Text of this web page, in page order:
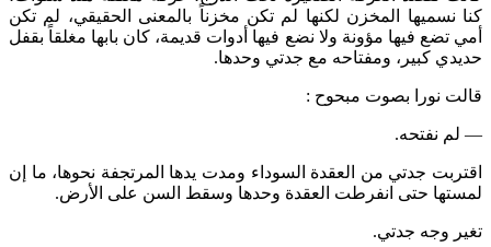
كنا نسميها المخزن لكنها لم تكن مخزناً بالمعنى الحقيقي، لم تكن
أمي تضع فيها مؤونة ولا نضع فيها أدوات قديمة، كان بابها مغلقاً بقفل
حديدي كبير، ومفتاحه مع جدتي وحدها.
قالت نورا بصوت مبحوح :
— لم نفتحه.
اقتربت جدتي من العقدة السوداء ومدت يدها المرتجفة نحوها، ما إن
لمستها حتى انفرطت العقدة وحدها وسقط السن على الأرض.
تغير وجه جدتي.